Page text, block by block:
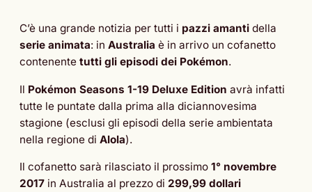
C’è una grande notizia per tutti i pazzi amanti della
serie animata: in Australia è in arrivo un cofanetto
contenente tutti gli episodi dei Pokémon.
Il Pokémon Seasons 1-19 Deluxe Edition avrà infatti
tutte le puntate dalla prima alla diciannovesima
stagione (esclusi gli episodi della serie ambientata
nella regione di Alola).
Il cofanetto sarà rilasciato il prossimo 1° novembre
2017 in Australia al prezzo di 299,99 dollari